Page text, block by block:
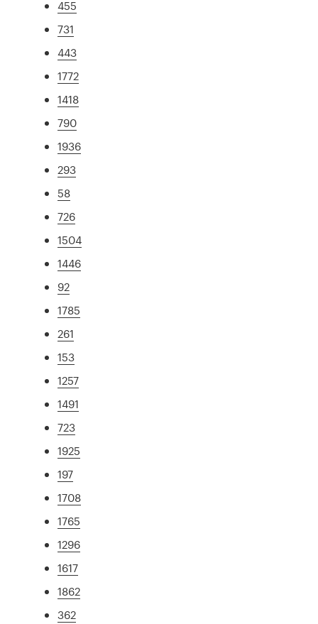
455
731
443
1772
1418
790
1936
293
58
726
1504
1446
92
1785
261
153
1257
1491
723
1925
197
1708
1765
1296
1617
1862
362